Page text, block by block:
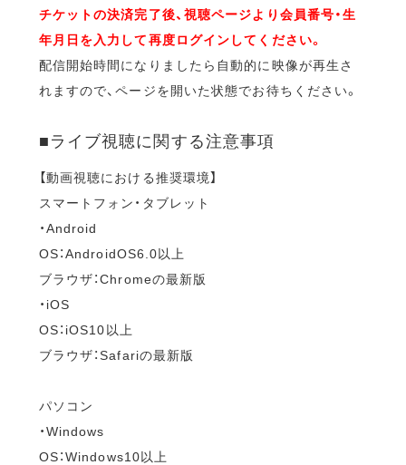
チケットの決済完了後、視聴ページより会員番号・生
年月日を入力して再度ログインしてください。
配信開始時間になりましたら自動的に映像が再生さ
れますので、ページを開いた状態でお待ちください。
■ライブ視聴に関する注意事項
【動画視聴における推奨環境】
スマートフォン・タブレット
・Android
OS：AndroidOS6.0以上
ブラウザ：Chromeの最新版
・iOS
OS：iOS10以上
ブラウザ：Safariの最新版
パソコン
・Windows
OS：Windows10以上